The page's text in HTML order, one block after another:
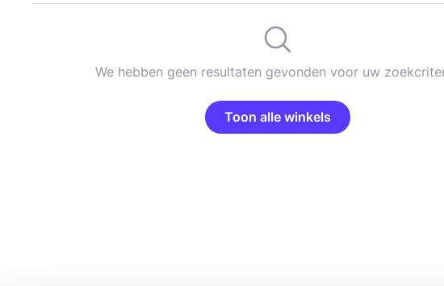
We hebben geen resultaten gevonden voor uw
Toon alle winkels